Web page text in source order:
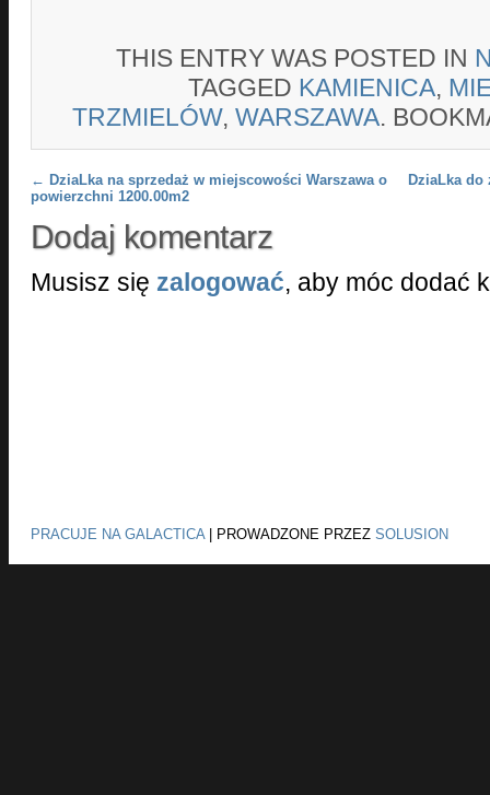
THIS ENTRY WAS POSTED IN
TAGGED KAMIENICA,
TRZMIELÓW, WARSZAWA.
Post navigation
← DziaLka na sprzedaż w miejscowości Warszawa o
powierzchni 1200.00m2
DziaLka
Dodaj komentarz
Musisz się zalogować, aby móc dodać
PRACUJE NA GALACTICA| PROWADZONE PRZEZ SOLUSION